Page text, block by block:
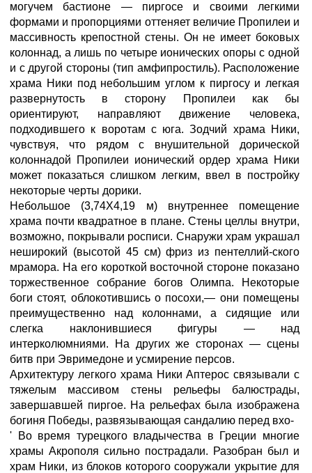
могучем бастионе — пиргосе и своими легкими
формами и пропорциями оттеняет величие Пропилеи и
массивность крепостной стены. Он не имеет боковых
колоннад, а лишь по четыре ионических опоры с одной
и с другой стороны (тип амфипростиль). Расположение
храма Ники под небольшим углом к пиргосу и легкая
развернутость в сторону Пропилеи как бы
ориентируют, направляют движение человека,
подходившего к воротам с юга. Зодчий храма Ники,
чувствуя, что рядом с внушительной дорической
колоннадой Пропилеи ионический ордер храма Ники
может показаться слишком легким, ввел в постройку
некоторые черты дорики.
Небольшое (3,74X4,19 м) внутреннее помещение
храма почти квадратное в плане. Стены целлы внутри,
возможно, покрывали росписи. Снаружи храм украшал
неширокий (высотой 45 см) фриз из пентеллий-ского
мрамора. На его короткой восточной стороне показано
торжественное собрание богов Олимпа. Некоторые
боги стоят, облокотившись о посохи,— они помещены
преимущественно над колоннами, а сидящие или
слегка наклонившиеся фигуры — над
интерколюмниями. На других же сторонах — сцены
битв при Эвримедоне и усмирение персов.
Архитектуру легкого храма Ники Аптерос связывали с
тяжелым массивом стены рельефы балюстрады,
завершавшей пиргое. На рельефах была изображена
богиня Победы, развязывающая сандалию перед вхо-
' Во время турецкого владычества в Греции многие
храмы Акрополя сильно пострадали. Разобран был и
храм Ники, из блоков которого сооружали укрытие для